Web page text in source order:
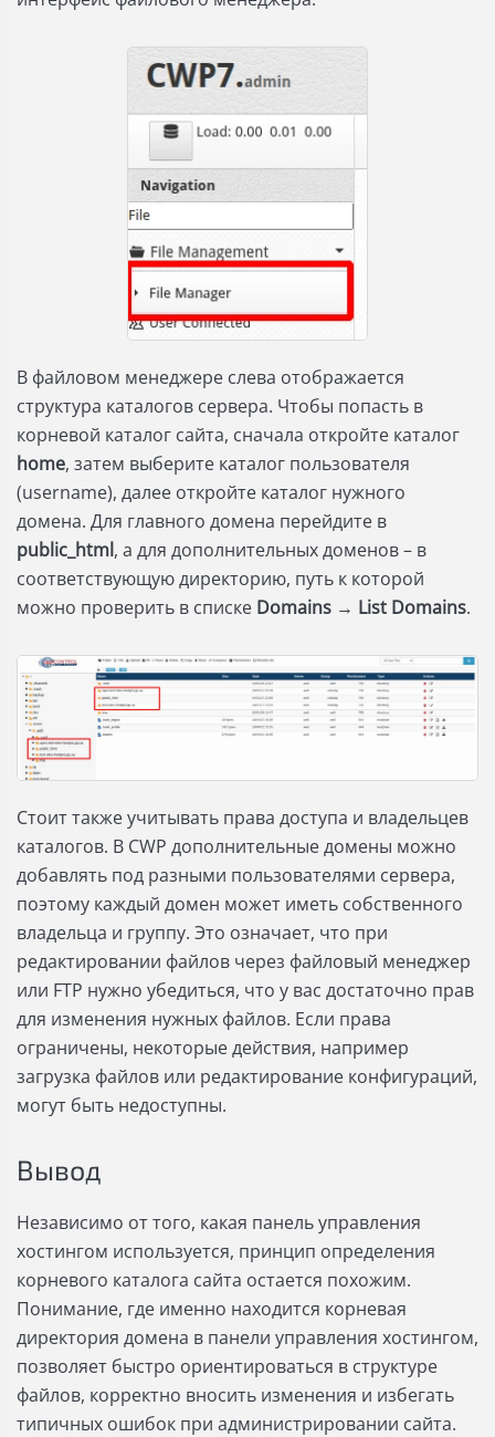
В файловом менеджере слева отображается
структура каталогов сервера. Чтобы попасть в
корневой каталог сайта, сначала откройте каталог
home, затем выберите каталог пользователя
(username), далее откройте каталог нужного
домена. Для главного домена перейдите в
public_html, а для дополнительных доменов – в
соответствующую директорию, путь к которой
можно проверить в списке Domains → List Domains.
Стоит также учитывать права доступа и владельцев
каталогов. В CWP дополнительные домены можно
добавлять под разными пользователями сервера,
поэтому каждый домен может иметь собственного
владельца и группу. Это означает, что при
редактировании файлов через файловый менеджер
или FTP нужно убедиться, что у вас достаточно прав
для изменения нужных файлов. Если права
ограничены, некоторые действия, например
загрузка файлов или редактирование конфигураций,
могут быть недоступны.
Вывод
Независимо от того, какая панель управления
хостингом используется, принцип определения
корневого каталога сайта остается похожим.
Понимание, где именно находится корневая
директория домена в панели управления хостингом,
позволяет быстро ориентироваться в структуре
файлов, корректно вносить изменения и избегать
типичных ошибок при администрировании сайта.